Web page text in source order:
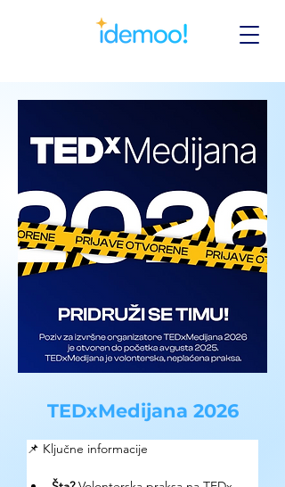
TEDxMedijana 2026
📌 Ključne informacije